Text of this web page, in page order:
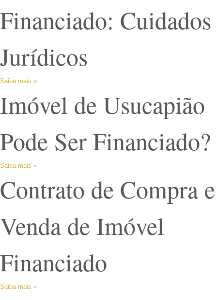
Financiado: Cuidados
Jurídicos
Saiba mais »
Imóvel de Usucapião
Pode Ser Financiado?
Saiba mais »
Contrato de Compra e
Venda de Imóvel
Financiado
Saiba mais »